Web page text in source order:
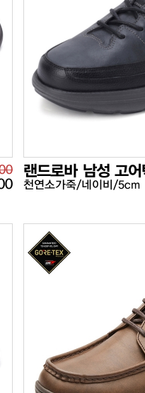
랜드로바 남성 고어
천연소가죽/네이비/5cm